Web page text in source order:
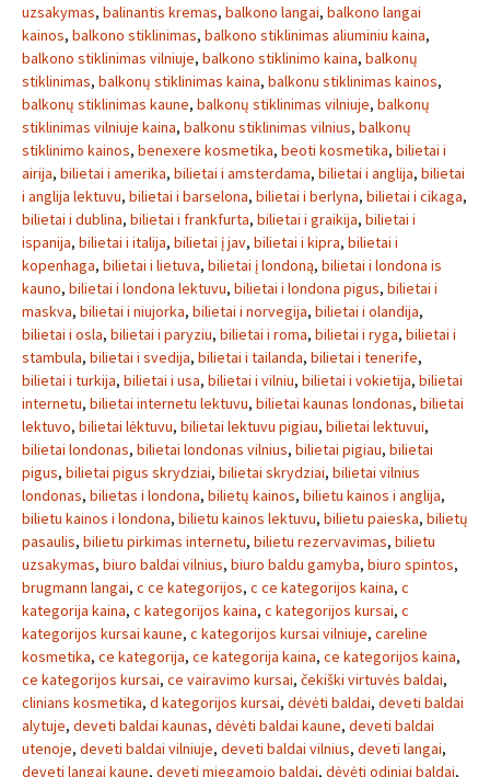
uzsakymas, balinantis kremas, balkono langai, balkono langai
kainos, balkono stiklinimas, balkono stiklinimas aliuminiu kaina,
balkono stiklinimas vilniuje, balkono stiklinimo kaina, balkonų
stiklinimas, balkonų stiklinimas kaina, balkonu stiklinimas kainos,
balkonų stiklinimas kaune, balkonų stiklinimas vilniuje, balkonų
stiklinimas vilniuje kaina, balkonu stiklinimas vilnius, balkonų
stiklinimo kainos, benexere kosmetika, beoti kosmetika, bilietai i
airija, bilietai i amerika, bilietai i amsterdama, bilietai i anglija, bilietai
i anglija lektuvu, bilietai i barselona, bilietai i berlyna, bilietai i cikaga,
bilietai i dublina, bilietai i frankfurta, bilietai i graikija, bilietai i
ispanija, bilietai i italija, bilietai į jav, bilietai i kipra, bilietai i
kopenhaga, bilietai i lietuva, bilietai į londoną, bilietai i londona is
kauno, bilietai i londona lektuvu, bilietai i londona pigus, bilietai i
maskva, bilietai i niujorka, bilietai i norvegija, bilietai i olandija,
bilietai i osla, bilietai i paryziu, bilietai i roma, bilietai i ryga, bilietai i
stambula, bilietai i svedija, bilietai i tailanda, bilietai i tenerife,
bilietai i turkija, bilietai i usa, bilietai i vilniu, bilietai i vokietija, bilietai
internetu, bilietai internetu lektuvu, bilietai kaunas londonas, bilietai
lektuvo, bilietai lėktuvu, bilietai lektuvu pigiau, bilietai lektuvui,
bilietai londonas, bilietai londonas vilnius, bilietai pigiau, bilietai
pigus, bilietai pigus skrydziai, bilietai skrydziai, bilietai vilnius
londonas, bilietas i londona, bilietų kainos, bilietu kainos i anglija,
bilietu kainos i londona, bilietu kainos lektuvu, bilietu paieska, bilietų
pasaulis, bilietu pirkimas internetu, bilietu rezervavimas, bilietu
uzsakymas, biuro baldai vilnius, biuro baldu gamyba, biuro spintos,
brugmann langai, c ce kategorijos, c ce kategorijos kaina, c
kategorija kaina, c kategorijos kaina, c kategorijos kursai, c
kategorijos kursai kaune, c kategorijos kursai vilniuje, careline
kosmetika, ce kategorija, ce kategorija kaina, ce kategorijos kaina,
ce kategorijos kursai, ce vairavimo kursai, čekiški virtuvės baldai,
clinians kosmetika, d kategorijos kursai, dėvėti baldai, deveti baldai
alytuje, deveti baldai kaunas, dėvėti baldai kaune, deveti baldai
utenoje, deveti baldai vilniuje, deveti baldai vilnius, deveti langai,
deveti langai kaune, deveti miegamojo baldai, dėvėti odiniai baldai,